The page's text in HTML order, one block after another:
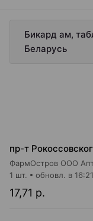
Бикард ам,
Беларусь
пр-т
17,71 р.
1 шт. обновл. в 16:21